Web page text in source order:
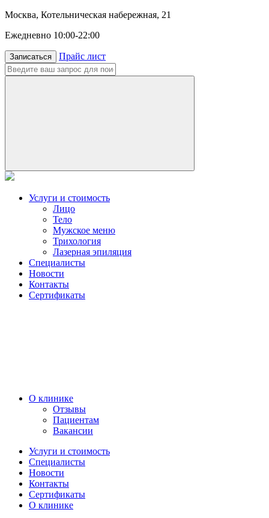
Москва, Котельническая набережная, 21
Ежедневно 10:00-22:00
Записаться Прайс лист
Услуги и стоимость
Лицо
Тело
Мужское меню
Трихология
Лазерная эпиляция
Специалисты
Новости
Контакты
Сертификаты
О клинике
Отзывы
Пациентам
Вакансии
Услуги и стоимость
Специалисты
Новости
Контакты
Сертификаты
О клинике